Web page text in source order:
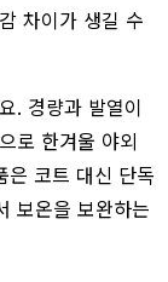
차이가 생길 수
. 경량과 발열이
로 한겨울 야외
은 코트 대신 단독
보온을 보완하는